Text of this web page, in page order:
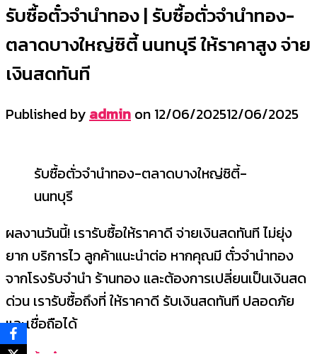
รับซื้อตั๋วจำนำทอง | รับซื้อตั่วจำนำทอง-
ตลาดบางใหญ่ซิตี้ นนทบุรี ให้ราคาสูง จ่าย
เงินสดทันที
Published byadmin on 12/06/202512/06/2025
รับซื้อตั่วจำนำทอง-ตลาดบางใหญ่ซิตี้-
นนทบุรี
ผลงานวันนี้! เรารับซื้อให้ราคาดี จ่ายเงินสดทันที ไม่ยุ่ง
ยาก บริการไว ลูกค้าแนะนำต่อ หากคุณมี ตั๋วจำนำทอง
จากโรงรับจำนำ ร้านทอง และต้องการเปลี่ยนเป็นเงินสด
ด่วน เรารับซื้อถึงที่ ให้ราคาดี รับเงินสดทันที ปลอดภัย
และเชื่อถือได้